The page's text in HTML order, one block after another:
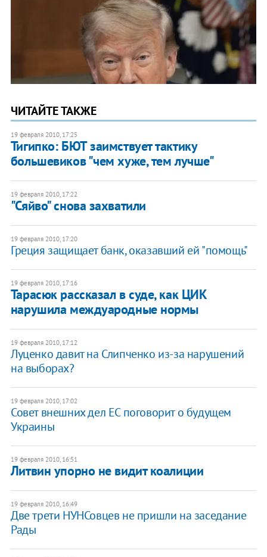
ЧИТАЙТЕ ТАКЖЕ
19 февраля 2010, 17:25
Тигипко: БЮТ заимствует тактику
большевиков "чем хуже, тем лучше"
19 февраля 2010, 17:22
"Сяйво" снова захватили
19 февраля 2010, 17:20
Греция защищает банк, оказавший ей "помощь"
19 февраля 2010, 17:16
Тарасюк рассказал в суде, как ЦИК
нарушила междуародные нормы
19 февраля 2010, 17:12
Луценко давит на Слипченко из-за нарушений
на выборах?
19 февраля 2010, 17:02
Совет внешних дел ЕС поговорит о будущем
Украины
19 февраля 2010, 16:51
Литвин упорно не видит коалиции
19 февраля 2010, 16:49
Две трети НУНСовцев не пришли на заседание
Рады